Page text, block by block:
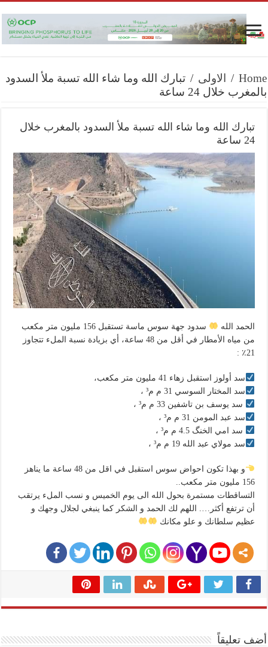
Home
/ الاولى / تبارك الله وما شاء الله تسبة ملأ السدود
بالمغرب خلال 24 ساعة
تبارك الله وما شاء الله تسبة ملأ السدود بالمغرب خلال
24 ساعة
الحمد الله
سدود جهة سوس ماسة تستقبل 156 مليون متر مكعب
من مياه الأمطار في أقل من 48 ساعة، أي بزيادة نسبة الملء تتجاوز
21٪ :
سد أولوز استقبل زهاء 41 مليون متر مكعب،
سد المختار السوسي 31 م م³ ،
سد يوسف بن تاشفين 33 م م³ ،
سد عبد المومن 31 م م³ ،
سد امي الخنگ 4.5 م م³ ،
سد مولاي عبد الله 19 م م³ ،
و بهذا تكون احواض سوس استقبل في اقل من 48 ساعة ما يناهز
156 مليون متر مكعب..
التساقطات مستمرة بحول الله الى يوم الخميس و نسب الملء يرتقب
أن ترتفع أكثر…. اللهم لك الحمد و الشكر كما ينبغي لجلال وجهك و
عظيم سلطانك و علو مكانك
أضف تعليقاً